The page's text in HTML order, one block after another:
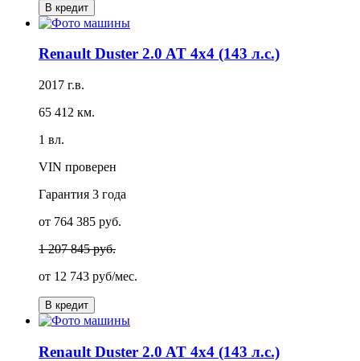
В кредит
Renault Duster 2.0 AT 4x4 (143 л.с.)
2017 г.в.
65 412 км.
1 вл.
VIN проверен
Гарантия 3 года
от 764 385 руб.
1 207 845 руб.
от 12 743 руб/мес.
В кредит
Renault Duster 2.0 AT 4x4 (143 л.с.)